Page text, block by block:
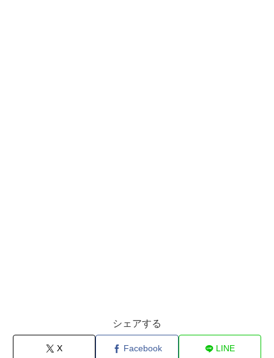
シェアする
X Facebook LINE